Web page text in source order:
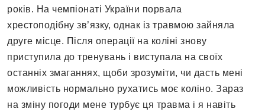
років. На чемпіонаті України порвала
хрестоподібну зв’язку, однак із травмою зайняла
друге місце. Після операції на коліні знову
приступила до тренувань і виступала на своїх
останніх змаганнях, щоби зрозуміти, чи дасть мені
можливість нормально рухатись моє коліно. Зараз
на зміну погоди мене турбує ця травма і я навіть